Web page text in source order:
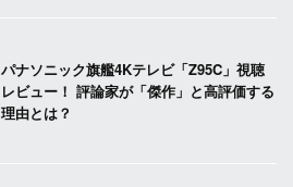
パナソニック旗艦4Kテレビ「Z95C」視聴
レビュー！ 評論家が「傑作」と高評価する
理由とは？